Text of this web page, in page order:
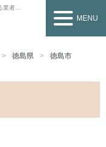
なら
MENU
徳島県 徳島市